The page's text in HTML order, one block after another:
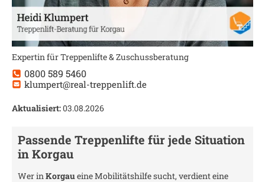
Expertin für Treppenlifte & Zuschussberatung
0800 589 5460
klumpert@real-treppenlift.de
Aktualisiert:03.08.2026
Passende Treppenlifte für jede Situation
inKorgau
Wer inKorgaueine Mobilitätshilfe sucht, verdient eine